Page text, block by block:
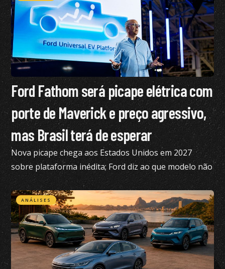
Ford Fathom será picape elétrica com
porte de Maverick e preço agressivo,
mas Brasil terá de esperar
Nova picape chega aos Estados Unidos em 2027
sobre plataforma inédita; Ford diz ao que modelo não
está nos planos para o Brasil no momento
ANÁLISES